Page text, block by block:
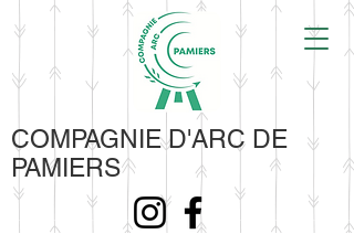
COMPAGNIE D'ARC DE
PAMIERS